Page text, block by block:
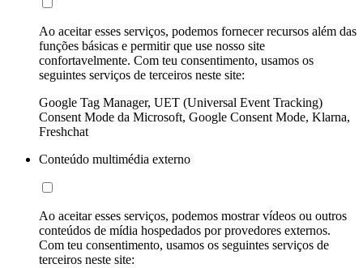
Ao aceitar esses serviços, podemos fornecer recursos além das
funções básicas e permitir que use nosso site
confortavelmente. Com teu consentimento, usamos os
seguintes serviços de terceiros neste site:
Google Tag Manager, UET (Universal Event Tracking)
Consent Mode da Microsoft, Google Consent Mode, Klarna,
Freshchat
Conteúdo multimédia externo
Ao aceitar esses serviços, podemos mostrar vídeos ou outros
conteúdos de mídia hospedados por provedores externos.
Com teu consentimento, usamos os seguintes serviços de
terceiros neste site: